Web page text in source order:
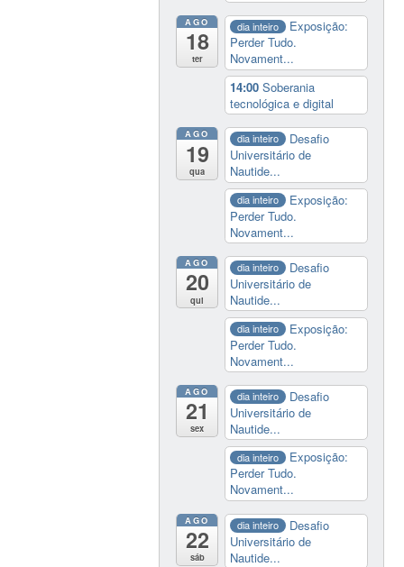
AGO
18
ter
dia inteiro
Exposição:
Perder Tudo.
Novament...
14:00Soberania
tecnológica e digital
AGO
19
qua
dia inteiro
Desafio
Universitário de
Nautide...
dia inteiro
Exposição:
Perder Tudo.
Novament...
AGO
20
qui
dia inteiro
Desafio
Universitário de
Nautide...
dia inteiro
Exposição:
Perder Tudo.
Novament...
AGO
21
sex
dia inteiro
Desafio
Universitário de
Nautide...
dia inteiro
Exposição:
Perder Tudo.
Novament...
AGO
22
sáb
dia inteiro
Desafio
Universitário de
Nautide...